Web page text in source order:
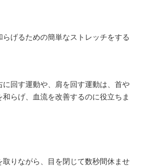
げるための簡単なストレッチをする
回す運動や、肩を回す運動は、首や
らげ、血流を改善するのに役立ちま
取りながら、目を閉じて数秒間休ませ